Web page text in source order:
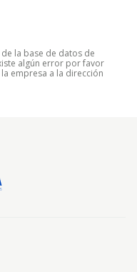
la base de datos de
algún error por favor
empresa a la dirección